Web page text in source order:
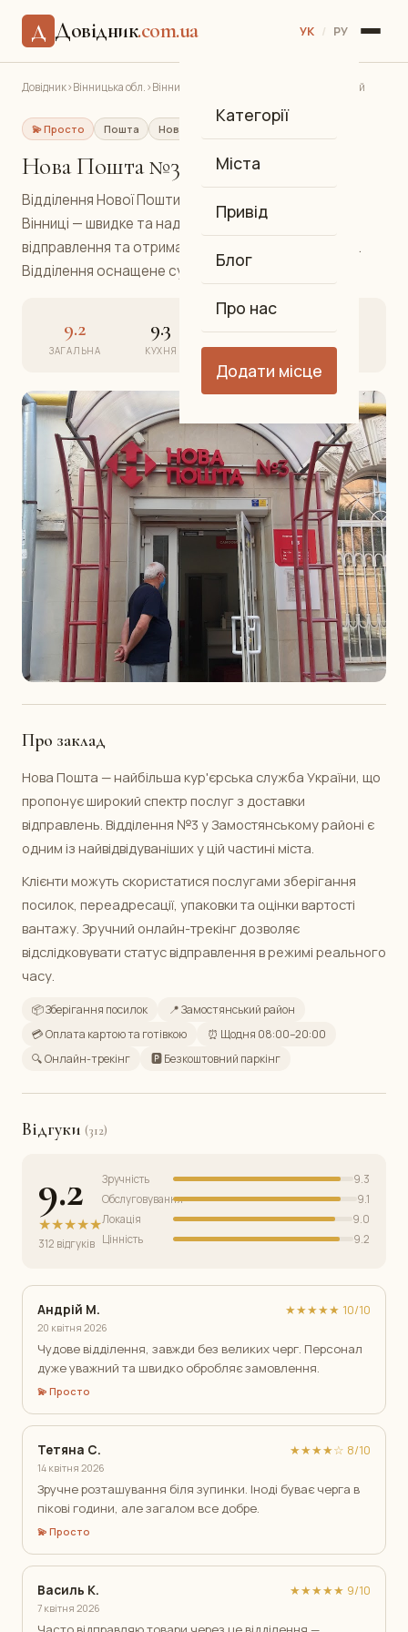
Д Довідник.com.ua УК / РУ
Категорії
Міста
Привід
Блог
Про нас
Додати місце
Довідник›Вінницька обл.›Вінниця Нова Пошта №3 — Замостянський
💫 Просто Пошта Нова Пошта Замостянський
Нова Пошта №3 — Замостянський
Відділення Нової Пошти у Замостянському районі
Вінниці — швидке та надійне обслуговування з
відправлення та отримання посилок по всій Україні.
Відділення оснащене сучасним обладнанням.
9.2
ЗАГАЛЬНА
9.3
КУХНЯ
9.2
АТМОСФЕРА
9.1
СЕРВІС
Про заклад
Нова Пошта — найбільша кур'єрська служба України, що
пропонує широкий спектр послуг з доставки
відправлень. Відділення №3 у Замостянському районі є
одним із найвідвідуваніших у цій частині міста.
Клієнти можуть скористатися послугами зберігання
посилок, переадресації, упаковки та оцінки вартості
вантажу. Зручний онлайн-трекінг дозволяє
відслідковувати статус відправлення в режимі реального
часу.
📦 Зберігання посилок
📍 Замостянський район
💳 Оплата картою та готівкою
⏰ Щодня 08:00–20:00
🔍 Онлайн-трекінг
🅿️ Безкоштовний паркінг
Відгуки (312)
9.2
★★★★★
312 відгуків
Зручність
9.3
Обслуговування
9.1
Локація
9.0
Цінність
9.2
Андрій М.
20 квітня 2026
★★★★★ 10/10
Чудове відділення, завжди без великих черг. Персонал
дуже уважний та швидко обробляє замовлення.
💫 Просто
Тетяна С.
14 квітня 2026
★★★★☆ 8/10
Зручне розташування біля зупинки. Іноді буває черга в
пікові години, але загалом все добре.
💫 Просто
Василь К.
7 квітня 2026
★★★★★ 9/10